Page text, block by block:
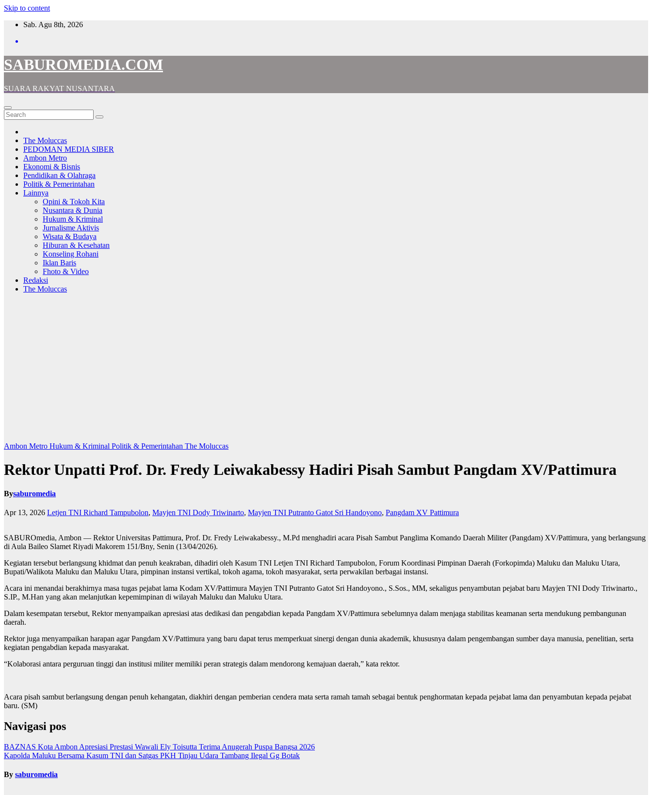
Skip to content
Sab. Agu 8th, 2026
SABUROMEDIA.COM
SUARA RAKYAT NUSANTARA
The Moluccas
PEDOMAN MEDIA SIBER
Ambon Metro
Ekonomi & Bisnis
Pendidikan & Olahraga
Politik & Pemerintahan
Lainnya
Opini & Tokoh Kita
Nusantara & Dunia
Hukum & Kriminal
Jurnalisme Aktivis
Wisata & Budaya
Hiburan & Kesehatan
Konseling Rohani
Iklan Baris
Fhoto & Video
Redaksi
The Moluccas
Ambon Metro Hukum & Kriminal Politik & Pemerintahan The Moluccas
Rektor Unpatti Prof. Dr. Fredy Leiwakabessy Hadiri Pisah Sambut Pangdam XV/Pattimura
Bysaburomedia
Apr 13, 2026 Letjen TNI Richard Tampubolon, Mayjen TNI Dody Triwinarto, Mayjen TNI Putranto Gatot Sri Handoyono, Pangdam XV Pattimura
SABUROmedia, Ambon — Rektor Universitas Pattimura, Prof. Dr. Fredy Leiwakabessy., M.Pd menghadiri acara Pisah Sambut Panglima Komando Daerah Militer (Pangdam) XV/Pattimura, yang berlangsung
di Aula Baileo Slamet Riyadi Makorem 151/Bny, Senin (13/04/2026).
Kegiatan tersebut berlangsung khidmat dan penuh keakraban, dihadiri oleh Kasum TNI Letjen TNI Richard Tampubolon, Forum Koordinasi Pimpinan Daerah (Forkopimda) Maluku dan Maluku Utara,
Bupati/Walikota Maluku dan Maluku Utara, pimpinan instansi vertikal, tokoh agama, tokoh masyarakat, serta perwakilan berbagai instansi.
Acara ini menandai berakhirnya masa tugas pejabat lama Kodam XV/Pattimura Mayjen TNI Putranto Gatot Sri Handoyono., S.Sos., MM, sekaligus penyambutan pejabat baru Mayjen TNI Dody Triwinarto.,
S.IP., M.Han yang akan melanjutkan kepemimpinan di wilayah Maluku dan Maluku Utara.
Dalam kesempatan tersebut, Rektor menyampaikan apresiasi atas dedikasi dan pengabdian kepada Pangdam XV/Pattimura sebelumnya dalam menjaga stabilitas keamanan serta mendukung pembangunan
daerah.
Rektor juga menyampaikan harapan agar Pangdam XV/Pattimura yang baru dapat terus memperkuat sinergi dengan dunia akademik, khususnya dalam pengembangan sumber daya manusia, penelitian, serta
kegiatan pengabdian kepada masyarakat.
“Kolaborasi antara perguruan tinggi dan institusi militer memiliki peran strategis dalam mendorong kemajuan daerah,” kata rektor.
Acara pisah sambut berlangsung dengan penuh kehangatan, diakhiri dengan pemberian cendera mata serta ramah tamah sebagai bentuk penghormatan kepada pejabat lama dan penyambutan kepada pejabat
baru. (SM)
Navigasi pos
BAZNAS Kota Ambon Apresiasi Prestasi Wawali Ely Toisutta Terima Anugerah Puspa Bangsa 2026
Kapolda Maluku Bersama Kasum TNI dan Satgas PKH Tinjau Udara Tambang Ilegal Gg Botak
By saburomedia